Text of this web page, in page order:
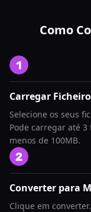
Como
Carregar
Selecione os seus
Pode carregar até
menos de 100MB.
Converter para
Clique em